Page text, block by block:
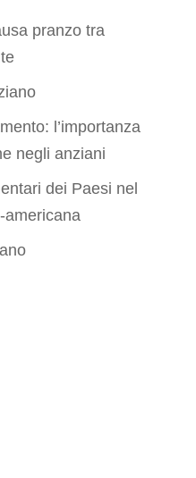
pranzo tra
l’importanza
negli anziani
dei Paesi nel
americana